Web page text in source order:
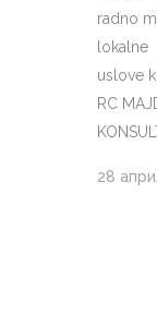
radno
lokalne
uslove
RC
28